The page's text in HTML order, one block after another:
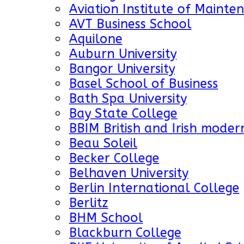
Aviation Institute of
AVT Business School
Aquilone
Auburn University
Bangor University
Basel School of Business
Bath Spa University
Bay State College
BBIM British and Irish
Beau Soleil
Becker College
Belhaven University
Berlin International College
Berlitz
BHM School
Blackburn College